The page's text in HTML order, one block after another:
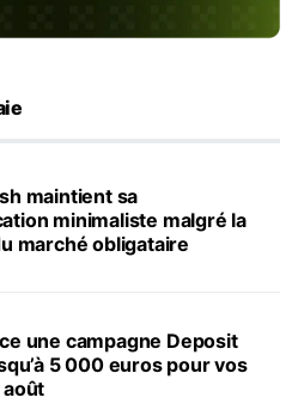
maintient sa
minimaliste malgré la
marché obligataire
une campagne Deposit
5 000 euros pour vos